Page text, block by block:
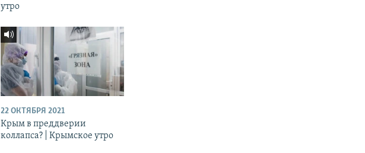
утро
22 ОКТЯБРЯ 2021
Крым в преддверии
коллапса? | Крымское утро